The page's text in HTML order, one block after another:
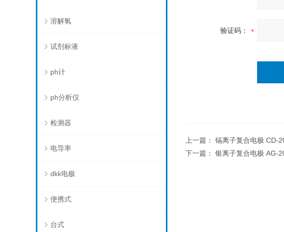
溶解氧
试剂标液
ph计
ph分析仪
检测器
电导率
dkk电极
便携式
台式
验证码：
上一篇： 镉离子复合电极 CD-
下一篇： 银离子复合电极 AG-